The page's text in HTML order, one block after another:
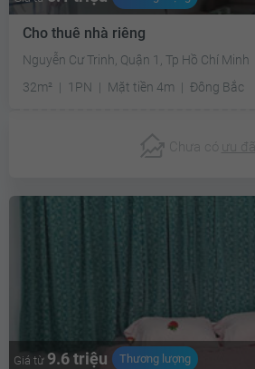
Cho thuê nhà riêng
Nguyễn Cư Trinh, Quận 1, Tp Hồ Chí Minh
32m²
1PN Mặt tiền 4m Đông Bắc
Chưa có ưu đãi
Giá từ 9.6 triệu Thương lượng